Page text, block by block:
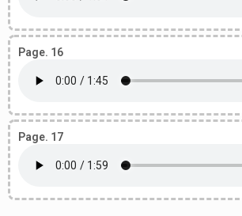
Page. 16
Page. 17